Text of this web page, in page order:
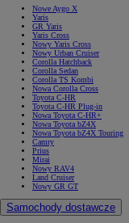
Nowe Aygo X
Yaris
GR Yaris
Yaris Cross
Nowy Yaris Cross
Nowy Urban Cruiser
Corolla Hatchback
Corolla Sedan
Corolla TS Kombi
Nowa Corolla Cross
Toyota C-HR
Toyota C-HR Plug-in
Nowa Toyota C-HR+
Nowa Toyota bZ4X
Nowa Toyota bZ4X Touring
Camry
Prius
Mirai
Nowy RAV4
Land Cruiser
Nowy GR GT
Samochody dostawcze